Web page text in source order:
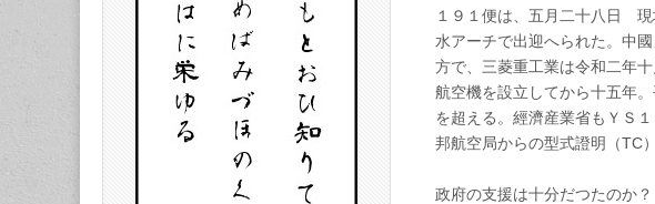
は
ナ
に
出
來
て
何
故
本
１９１便は、五月二十八日
水アーチで出迎へられた。中
方で、三菱重工業は令和二年
航空機を設立してから十五年
を超える。經濟産業省もＹＳ
邦航空局からの型式證明（TC
政府の支援は十分だつたのか？